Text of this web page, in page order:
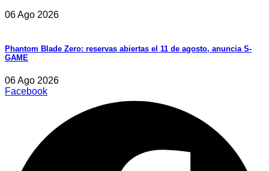
06 Ago 2026
Phantom Blade Zero: reservas abiertas el 11 de agosto, anuncia S-
GAME
06 Ago 2026
Facebook